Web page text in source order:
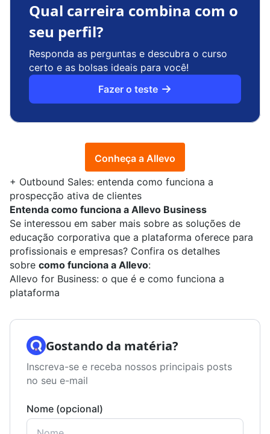
Qual carreira combina com o
seu perfil?
Responda as perguntas e descubra o curso
certo e as bolsas ideais para você!
Fazer o teste
Conheça a Allevo
+ Outbound Sales: entenda como funciona a
prospecção ativa de clientes
Entenda como funciona a Allevo Business
Se interessou em saber mais sobre as soluções de
educação corporativa que a plataforma oferece para
profissionais e empresas? Confira os detalhes
sobre como funciona a Allevo:
Allevo for Business: o que é e como funciona a
plataforma
Gostando da matéria?
Inscreva-se e receba nossos principais posts
no seu e-mail
Nome (opcional)